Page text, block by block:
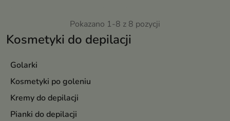
Kosmetyki do depilacji
Golarki
Kosmetyki po goleniu
Kremy do depilacji
Pianki do depilacji
Pokazano 1-8 z 8 pozycji